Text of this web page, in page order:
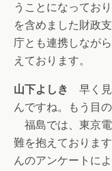
うことになってお
を含めました財政
庁とも連携しなが
えております。
山下よしき
早く見
んですね。もう目
福島では、東京
難を抱えておりま
んのアンケートに